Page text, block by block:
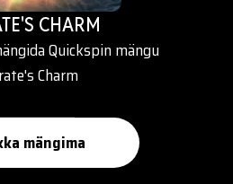
CHARM
Quickspin mängu
Charm
mängima